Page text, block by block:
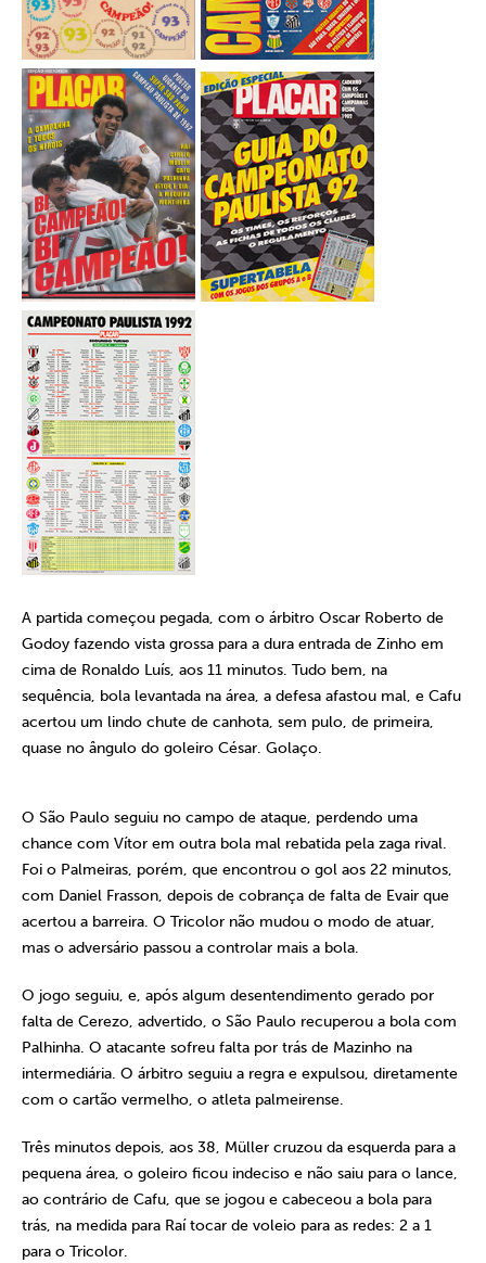
A partida começou pegada, com o árbitro Oscar Roberto de
Godoy fazendo vista grossa para a dura entrada de Zinho em
cima de Ronaldo Luís, aos 11 minutos. Tudo bem, na
sequência, bola levantada na área, a defesa afastou mal, e Cafu
acertou um lindo chute de canhota, sem pulo, de primeira,
quase no ângulo do goleiro César. Golaço.
O São Paulo seguiu no campo de ataque, perdendo uma
chance com Vítor em outra bola mal rebatida pela zaga rival.
Foi o Palmeiras, porém, que encontrou o gol aos 22 minutos,
com Daniel Frasson, depois de cobrança de falta de Evair que
acertou a barreira. O Tricolor não mudou o modo de atuar,
mas o adversário passou a controlar mais a bola.
O jogo seguiu, e, após algum desentendimento gerado por
falta de Cerezo, advertido, o São Paulo recuperou a bola com
Palhinha. O atacante sofreu falta por trás de Mazinho na
intermediária. O árbitro seguiu a regra e expulsou, diretamente
com o cartão vermelho, o atleta palmeirense.
Três minutos depois, aos 38, Müller cruzou da esquerda para a
pequena área, o goleiro ficou indeciso e não saiu para o lance,
ao contrário de Cafu, que se jogou e cabeceou a bola para
trás, na medida para Raí tocar de voleio para as redes: 2 a 1
para o Tricolor.